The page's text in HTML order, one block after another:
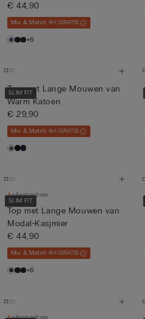
€ 44,90
Mix & Match 4+1 GRATIS
+6
SLIM FIT
Trui met Lange Mouwen van
Warm Katoen
€ 29,90
Mix & Match 4+1 GRATIS
SLIM FIT
Aanpasbaar
Top met Lange Mouwen van
Modal-Kasjmier
€ 44,90
Mix & Match 4+1 GRATIS
+6
Aanpasbaar